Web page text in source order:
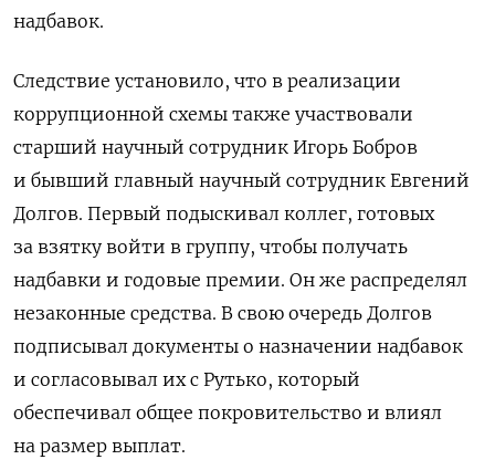
надбавок.
Следствие установило, что в реализации
коррупционной схемы также участвовали
старший научный сотрудник Игорь Бобров
и бывший главный научный сотрудник Евгений
Долгов. Первый подыскивал коллег, готовых
за взятку войти в группу, чтобы получать
надбавки и годовые премии. Он же распределял
незаконные средства. В свою очередь Долгов
подписывал документы о назначении надбавок
и согласовывал их с Рутько, который
обеспечивал общее покровительство и влиял
на размер выплат.